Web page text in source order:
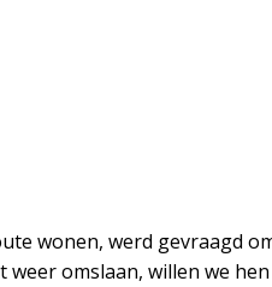
wonen, werd gevraagd
omslaan, willen we